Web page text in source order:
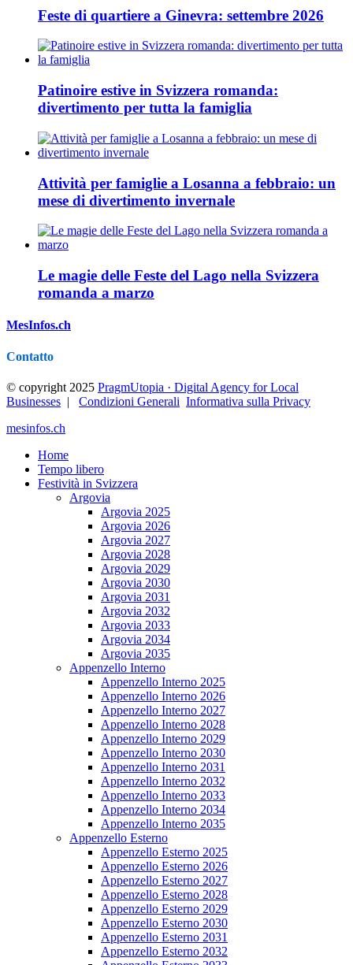
Feste di quartiere a Ginevra: settembre 2026
Patinoire estive in Svizzera romanda:
divertimento per tutta la famiglia
Attività per famiglie a Losanna a febbraio: un
mese di divertimento invernale
Le magie delle Feste del Lago nella Svizzera
romanda a marzo
MesInfos.ch
Contatto
© copyright 2025 PragmUtopia · Digital Agency for Local
Businesses | Condizioni Generali Informativa sulla Privacy
mesinfos.ch
Home
Tempo libero
Festività in Svizzera
Argovia
Argovia 2025
Argovia 2026
Argovia 2027
Argovia 2028
Argovia 2029
Argovia 2030
Argovia 2031
Argovia 2032
Argovia 2033
Argovia 2034
Argovia 2035
Appenzello Interno
Appenzello Interno 2025
Appenzello Interno 2026
Appenzello Interno 2027
Appenzello Interno 2028
Appenzello Interno 2029
Appenzello Interno 2030
Appenzello Interno 2031
Appenzello Interno 2032
Appenzello Interno 2033
Appenzello Interno 2034
Appenzello Interno 2035
Appenzello Esterno
Appenzello Esterno 2025
Appenzello Esterno 2026
Appenzello Esterno 2027
Appenzello Esterno 2028
Appenzello Esterno 2029
Appenzello Esterno 2030
Appenzello Esterno 2031
Appenzello Esterno 2032